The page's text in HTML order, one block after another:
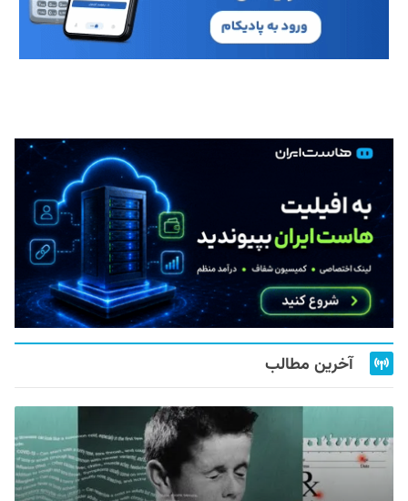
آخرین مطالب